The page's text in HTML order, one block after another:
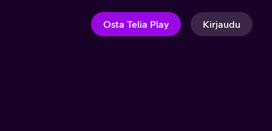
Osta Telia Play Kirjaudu